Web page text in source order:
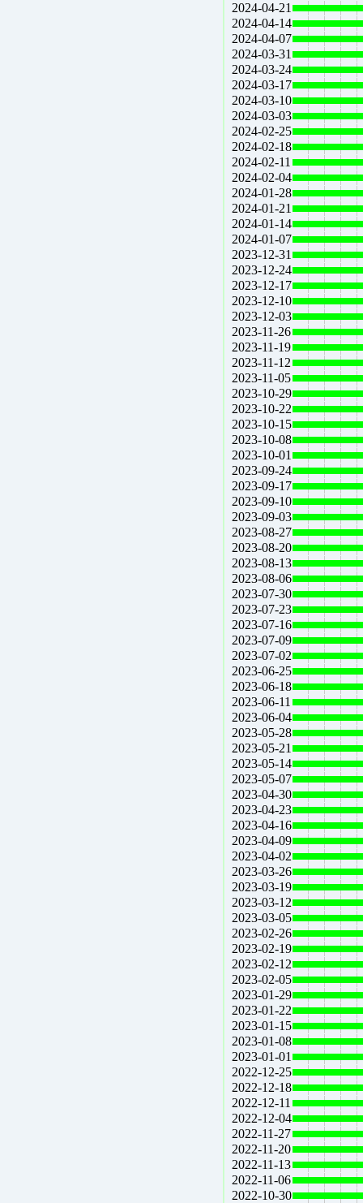
2024-04-21
2024-04-14
2024-04-07
2024-03-31
2024-03-24
2024-03-17
2024-03-10
2024-03-03
2024-02-25
2024-02-18
2024-02-11
2024-02-04
2024-01-28
2024-01-21
2024-01-14
2024-01-07
2023-12-31
2023-12-24
2023-12-17
2023-12-10
2023-12-03
2023-11-26
2023-11-19
2023-11-12
2023-11-05
2023-10-29
2023-10-22
2023-10-15
2023-10-08
2023-10-01
2023-09-24
2023-09-17
2023-09-10
2023-09-03
2023-08-27
2023-08-20
2023-08-13
2023-08-06
2023-07-30
2023-07-23
2023-07-16
2023-07-09
2023-07-02
2023-06-25
2023-06-18
2023-06-11
2023-06-04
2023-05-28
2023-05-21
2023-05-14
2023-05-07
2023-04-30
2023-04-23
2023-04-16
2023-04-09
2023-04-02
2023-03-26
2023-03-19
2023-03-12
2023-03-05
2023-02-26
2023-02-19
2023-02-12
2023-02-05
2023-01-29
2023-01-22
2023-01-15
2023-01-08
2023-01-01
2022-12-25
2022-12-18
2022-12-11
2022-12-04
2022-11-27
2022-11-20
2022-11-13
2022-11-06
2022-10-30